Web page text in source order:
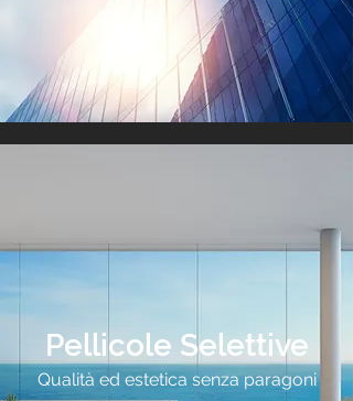
Pellicole Selettive
Qualità ed estetica senza paragoni